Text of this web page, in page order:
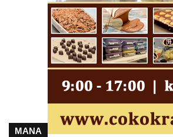
Huberta
Obrázek svatého Jakuba na skále u cesty
východně od Srbské Kamenice
Busta Jana Amose Komenského na domě
Československé armády v Teplicích
Socha Medvídě v Tierpark Chemnitz
MANA